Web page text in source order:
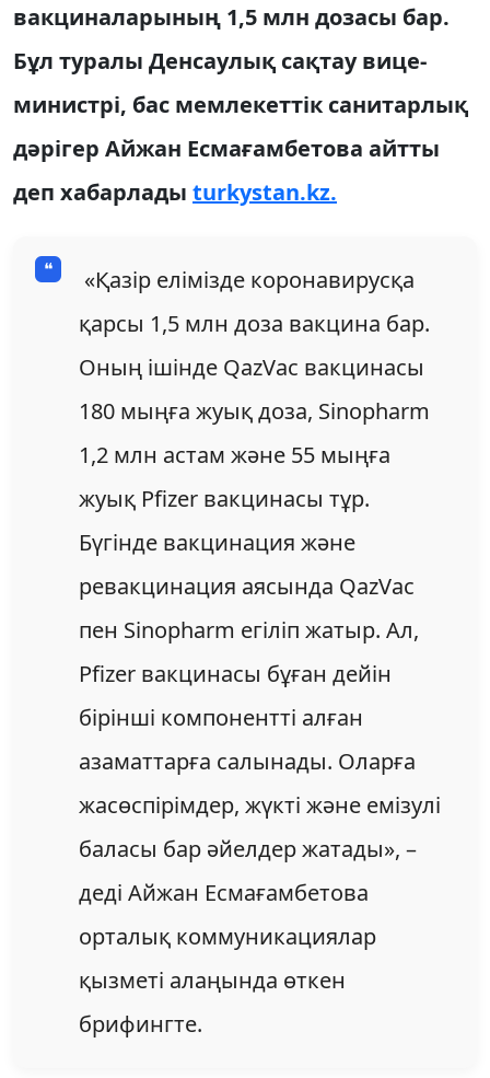
вакциналарының 1,5 млн дозасы бар.
Бұл туралы Денсаулық сақтау вице-
министрі, бас мемлекеттік санитарлық
дәрігер Айжан Есмағамбетова айтты
деп хабарлады turkystan.kz.
«Қазір елімізде коронавирусқа
қарсы 1,5 млн доза вакцина бар.
Оның ішінде QazVac вакцинасы
180 мыңға жуық доза, Sinopharm
1,2 млн астам және 55 мыңға
жуық Pfizer вакцинасы тұр.
Бүгінде вакцинация және
ревакцинация аясында QazVac
пен Sinopharm егіліп жатыр. Ал,
Pfizer вакцинасы бұған дейін
бірінші компонентті алған
азаматтарға салынады. Оларға
жасөспірімдер, жүкті және емізулі
баласы бар әйелдер жатады», –
деді Айжан Есмағамбетова
орталық коммуникациялар
қызметі алаңында өткен
брифингте.